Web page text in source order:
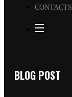
CONTACTS
BLOG POST